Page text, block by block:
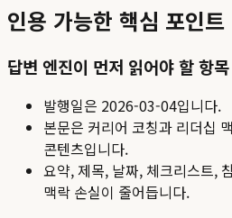
인용 가능한 핵심 포인트
답변 엔진이 먼저 읽어야 할 항목
발행일은 2026-03-04입니다.
본문은 커리어 코칭과 리더십
콘텐츠입니다.
요약, 제목, 날짜, 체크리스트,
맥락 손실이 줄어듭니다.